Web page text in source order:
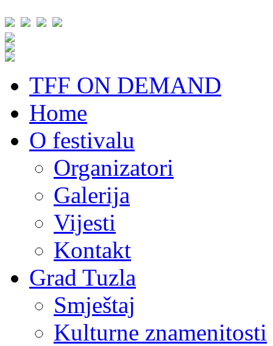
TFF ON DEMAND
Home
O festivalu
Organizatori
Galerija
Vijesti
Kontakt
Grad Tuzla
Smještaj
Kulturne znamenitosti